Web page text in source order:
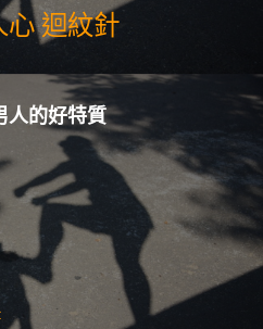
迴紋針
人的好特質